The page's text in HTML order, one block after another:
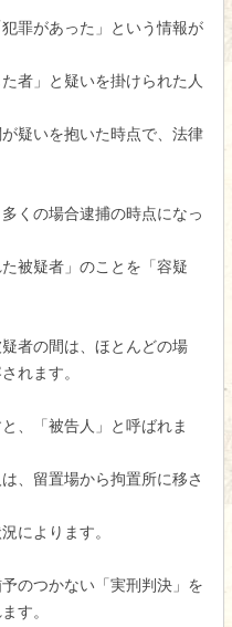
罪があった」という情報が
者」と疑いを掛けられた人
疑いを抱いた時点で、法律
くの場合逮捕の時点になっ
被疑者」のことを「容疑
者の間は、ほとんどの場
れます。
、「被告人」と呼ばれま
、留置場から拘置所に移さ
によります。
のつかない「実刑判決」を
す。